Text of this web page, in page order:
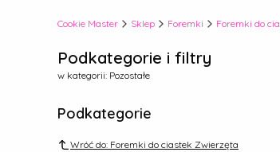
Cookie Master Sklep Foremki Foremki do
Podkategorie i filtry
w kategorii: Pozostałe
Podkategorie
Wróć do: Foremki do ciastek Zwierzęta